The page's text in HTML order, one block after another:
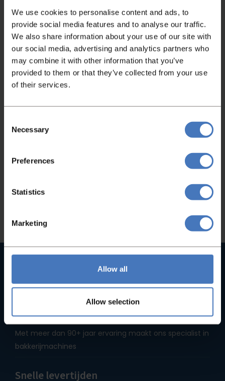
We use cookies to personalise content and ads, to
provide social media features and to analyse our traffic.
We also share information about your use of our site with
our social media, advertising and analytics partners who
may combine it with other information that you’ve
provided to them or that they’ve collected from your use
of their services.
Selection
Necessary
Preferences
Statistics
Marketing
Allow all
Allow selection
Bekijk video
Niet gevonden wat je zocht?
dan gerust contact met ons op en wij helpen
hoogwaardige machines
Sinds 1935
Met meer dan 90+ jaar ervaring maakt ons specialist in
bakkerijmachines
Snelle levertijden